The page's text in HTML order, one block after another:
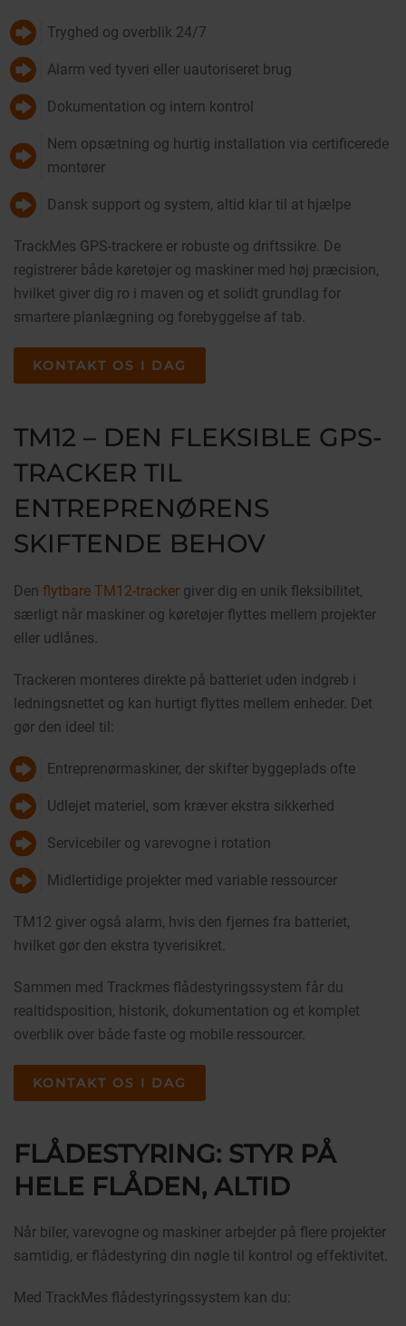
Tryghed og overblik 24/7
Alarm ved tyveri eller uautoriseret brug
Dokumentation og intern kontrol
Nem opsætning og hurtig installation via certificerede
montører
Dansk support og system, altid klar til at hjælpe
TrackMes GPS-trackere er robuste og driftssikre. De
registrerer både køretøjer og maskiner med høj præcision,
hvilket giver dig ro i maven og et solidt grundlag for
smartere planlægning og forebyggelse af tab.
KONTAKT OS I DAG
TM12 – DEN FLEKSIBLE GPS-
TRACKER TIL
ENTREPRENØRENS
SKIFTENDE BEHOV
Den flytbare TM12-tracker giver dig en unik fleksibilitet,
særligt når maskiner og køretøjer flyttes mellem projekter
eller udlånes.
Trackeren monteres direkte på batteriet uden indgreb i
ledningsnettet og kan hurtigt flyttes mellem enheder. Det
gør den ideel til:
Entreprenørmaskiner, der skifter byggeplads ofte
Udlejet materiel, som kræver ekstra sikkerhed
Servicebiler og varevogne i rotation
Midlertidige projekter med variable ressourcer
TM12 giver også alarm, hvis den fjernes fra batteriet,
hvilket gør den ekstra tyverisikret.
Sammen med Trackmes flådestyringssystem får du
realtidsposition, historik, dokumentation og et komplet
overblik over både faste og mobile ressourcer.
KONTAKT OS I DAG
FLÅDESTYRING: STYR PÅ
HELE FLÅDEN, ALTID
Når biler, varevogne og maskiner arbejder på flere projekter
samtidig, er flådestyring din nøgle til kontrol og effektivitet.
Med TrackMes flådestyringssystem kan du: